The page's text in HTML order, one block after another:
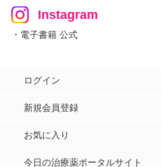
Instagram
・電子書籍 公式
ログイン
新規会員登録
お気に入り
今日の治療薬ポータルサイト